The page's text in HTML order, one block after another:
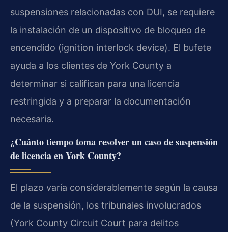
suspensiones relacionadas con DUI, se requiere
la instalación de un dispositivo de bloqueo de
encendido (ignition interlock device). El bufete
ayuda a los clientes de York County a
determinar si califican para una licencia
restringida y a preparar la documentación
necesaria.
¿Cuánto tiempo toma resolver un caso de suspensión
de licencia en York County?
El plazo varía considerablemente según la causa
de la suspensión, los tribunales involucrados
(York County Circuit Court para delitos